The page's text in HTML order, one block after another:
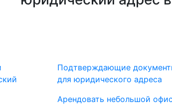
Подтверждающие
для юридического адреса
Арендовать небольшой